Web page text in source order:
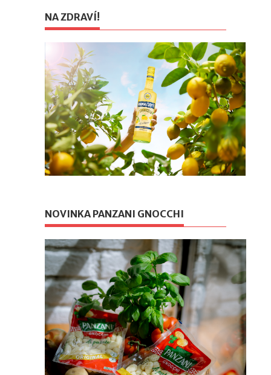
NA ZDRAVÍ!
NOVINKA PANZANI GNOCCHI